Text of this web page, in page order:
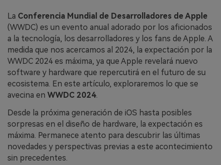
Transferencia de Datos de un
Celular a Otro
Transfiere contactos, fotos, música,
videos, SMS y otros tipos de
archivos de un teléfono a otro y a la
PC.
Apps
Mutsapper (Alias: Wutsapper)
La Conferencia Mundial de Desarrolladores de Apple
(WWDC) es un evento anual adorado por los aficionados
a la tecnología, los desarrolladores y los fans de Apple. A
medida que nos acercamos al 2024, la expectación por la
WWDC 2024 es máxima, ya que Apple revelará nuevo
software y hardware que repercutirá en el futuro de su
ecosistema. En este artículo, exploraremos lo que se
avecina en WWDC 2024.
Desde la próxima generación de iOS hasta posibles
sorpresas en el diseño de hardware, la expectación es
máxima. Permanece atento para descubrir las últimas
novedades y perspectivas previas a este acontecimiento
sin precedentes.